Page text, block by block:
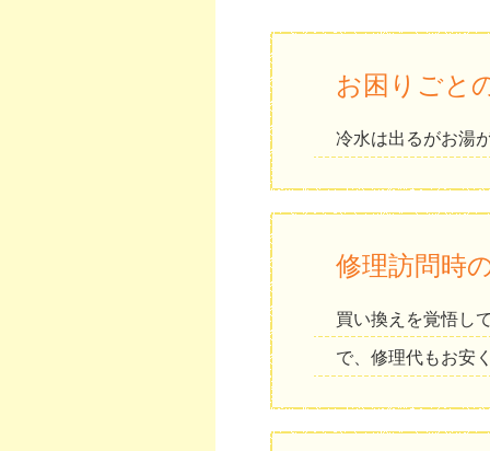
お困りごと
冷水は出るがお湯
修理訪問時
買い換えを覚悟し
で、修理代もお安